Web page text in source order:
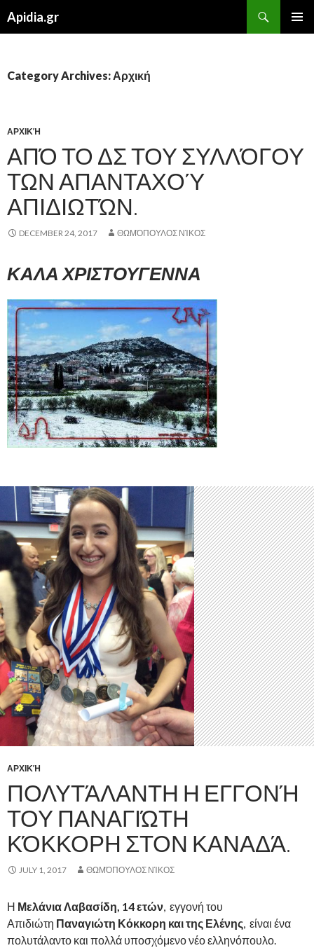
Apidia.gr
Category Archives: Αρχική
ΑΡΧΙΚΉ
ΑΠΌ ΤΟ ΔΣ ΤΟΥ ΣΥΛΛΌΓΟΥ
ΤΩΝ ΑΠΑΝΤΑΧΟΎ
ΑΠΙΔΙΩΤΏΝ.
DECEMBER 24, 2017 ΘΩΜΌΠΟΥΛΟΣ ΝΊΚΟΣ
ΚΑΛΑ ΧΡΙΣΤΟΥΓΕΝΝΑ
ΑΡΧΙΚΉ
ΠΟΛΥΤΆΛΑΝΤΗ Η ΕΓΓΟΝΉ
ΤΟΥ ΠΑΝΑΓΙΏΤΗ
ΚΌΚΚΟΡΗ ΣΤΟΝ ΚΑΝΑΔΆ.
JULY 1, 2017 ΘΩΜΌΠΟΥΛΟΣ ΝΊΚΟΣ
Η Μελάνια Λαβασίδη, 14 ετών, εγγονή του
Απιδιώτη Παναγιώτη Κόκκορη και της Ελένης, είναι ένα
πολυτάλαντο και πολλά υποσχόμενο νέο ελληνόπουλο.